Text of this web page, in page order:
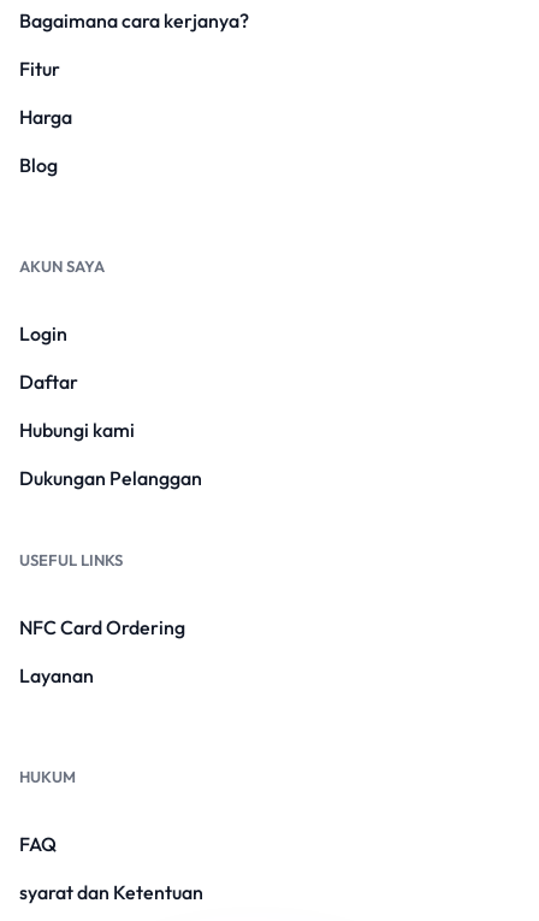
Bagaimana cara kerjanya?
Fitur
Harga
Blog
AKUN SAYA
Login
Daftar
Hubungi kami
Dukungan Pelanggan
USEFUL LINKS
NFC Card Ordering
Layanan
HUKUM
FAQ
syarat dan Ketentuan